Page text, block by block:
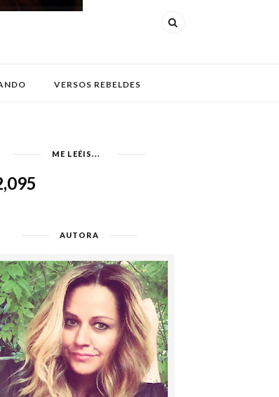
VERSOS REBELDES
ME LEÉIS...
AUTORA